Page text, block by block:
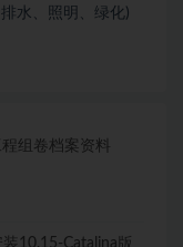
水、照明、绿化)
组卷档案资料
10.15-Catalina版